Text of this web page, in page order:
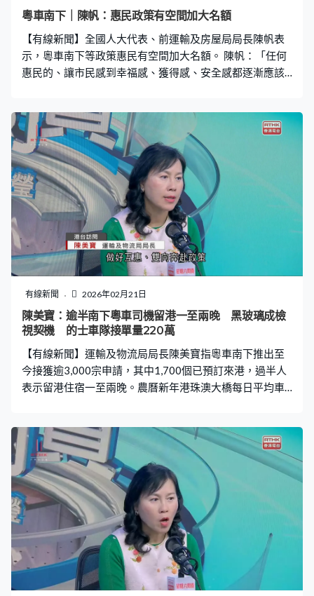
粵車南下｜陳帆：惠民政策有空間加大名額
【有線新聞】全國人大代表、前運輸及房屋局局長陳帆表
示，粵車南下等政策惠民有空間加大名額。 陳帆：「任何
惠民的、讓市民感到幸福感、獲得感、安全感都逐漸應該
我相信政府在進行工作亦是積極處理中。」
有線新聞 2026年02月21日
陳美寶：逾半南下粵車司機留港一至兩晚 黑玻璃成檢
視契機 的士車隊接單量220萬
【有線新聞】運輸及物流局局長陳美寶指粵車南下推出至
今接獲逾3,000宗申請，其中1,700個已預訂來港，過半人
表示留港住宿一至兩晚。農曆新年港珠澳大橋每日平均車
600宗已預約或出行，周末使用額度更接近用滿。至於會
否調整配額或增加其他關口容許粵車進入本港，陳美寶指
會密切檢視情況，「我們推出粵車南下，和廣東省兩地是
很小心、密切溝通。大家共同願望是用好大橋，做好互
惠、雙向奔赴政策。希望民情方面，無論是香港或廣東內
地達到正面評價，未來目標朝向將適合城市增加數目。」
陳美寶說整體粵車司機合規合法，至於有粵車用黑玻璃
窗，引起關注會否放寬車輛裝置要求，她強調要確保安全
下與時並進。陳美寶：「香港沿用的標準參考世界不同地
方，但隨著科技日新月異，尤其現在車輛內的科技裝置，